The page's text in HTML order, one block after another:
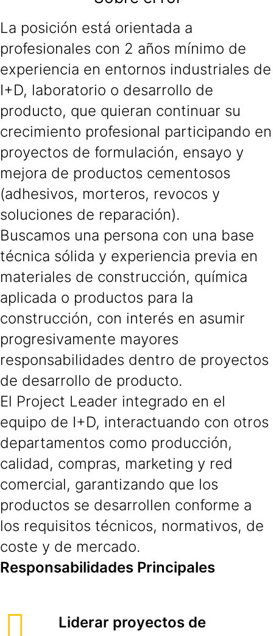
La posición está orientada a
profesionales con 2 años mínimo de
experiencia en entornos industriales de
I+D, laboratorio o desarrollo de
producto, que quieran continuar su
crecimiento profesional participando en
proyectos de formulación, ensayo y
mejora de productos cementosos
(adhesivos, morteros, revocos y
soluciones de reparación).
Buscamos una persona con una base
técnica sólida y experiencia previa en
materiales de construcción, química
aplicada o productos para la
construcción, con interés en asumir
progresivamente mayores
responsabilidades dentro de proyectos
de desarrollo de producto.
El Project Leader integrado en el
equipo de I+D, interactuando con otros
departamentos como producción,
calidad, compras, marketing y red
comercial, garantizando que los
productos se desarrollen conforme a
los requisitos técnicos, normativos, de
coste y de mercado.
Responsabilidades Principales
Liderar proyectos de